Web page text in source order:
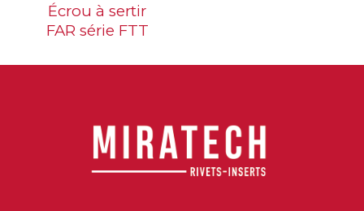
Écrou à sertir
FAR série FTT